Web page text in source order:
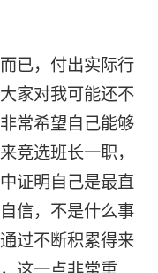
已，付出实际行
家对我可能还不
常希望自己能够
竞选班长一职，
证明自己是最直
信，不是什么事
过不断积累得来